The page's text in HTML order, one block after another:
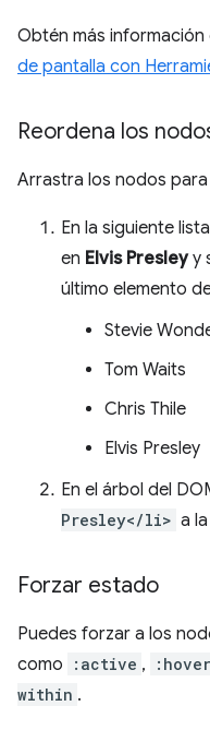
Obtén más información
de pantalla con
Reordena los
Arrastra los nodos
En la siguiente
en Elvis Presleyy
último elemento
Stevie
Tom Waits
Chris Thile
Elvis Presley
En el árbol del
Presley</li> a
Forzar estado
Puedes forzar a los
como
:active , :hover
within .